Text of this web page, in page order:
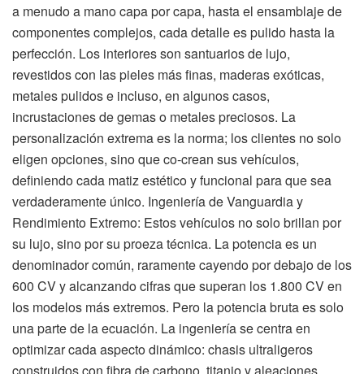
a menudo a mano capa por capa, hasta el ensamblaje de
componentes complejos, cada detalle es pulido hasta la
perfección. Los interiores son santuarios de lujo,
revestidos con las pieles más finas, maderas exóticas,
metales pulidos e incluso, en algunos casos,
incrustaciones de gemas o metales preciosos. La
personalización extrema es la norma; los clientes no solo
eligen opciones, sino que co-crean sus vehículos,
definiendo cada matiz estético y funcional para que sea
verdaderamente único. Ingeniería de Vanguardia y
Rendimiento Extremo: Estos vehículos no solo brillan por
su lujo, sino por su proeza técnica. La potencia es un
denominador común, raramente cayendo por debajo de los
600 CV y alcanzando cifras que superan los 1.800 CV en
los modelos más extremos. Pero la potencia bruta es solo
una parte de la ecuación. La ingeniería se centra en
optimizar cada aspecto dinámico: chasis ultraligeros